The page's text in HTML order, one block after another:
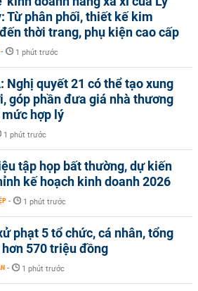
Từ phân phối, thiết kế kim
thời trang, phụ kiện cao cấp
- 1 phút trước
Nghị quyết 21 có thể tạo xung
góp phần đưa giá nhà thương
hợp lý
1 phút trước
tập họp bất thường, dự kiến
kế hoạch kinh doanh 2026
- 1 phút trước
phạt 5 tổ chức, cá nhân, tổng
570 triệu đồng
- 1 phút trước